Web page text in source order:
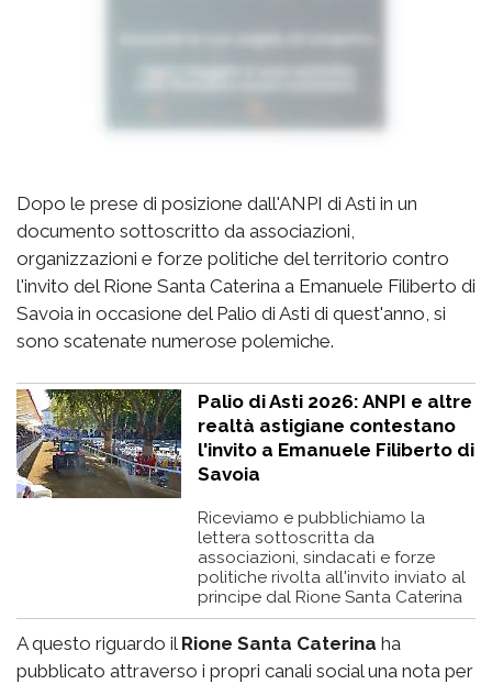
Dopo le prese di posizione dall'ANPI di Asti in un
documento sottoscritto da associazioni,
organizzazioni e forze politiche del territorio contro
l'invito del Rione Santa Caterina a Emanuele Filiberto di
Savoia in occasione del Palio di Asti di quest'anno, si
sono scatenate numerose polemiche.
Palio di Asti 2026: ANPI e altre
realtà astigiane contestano
l'invito a Emanuele Filiberto di
Savoia
Riceviamo e pubblichiamo la
lettera sottoscritta da
associazioni, sindacati e forze
politiche rivolta all'invito inviato al
principe dal Rione Santa Caterina
A questo riguardo il Rione Santa Caterina ha
pubblicato attraverso i propri canali social una nota per